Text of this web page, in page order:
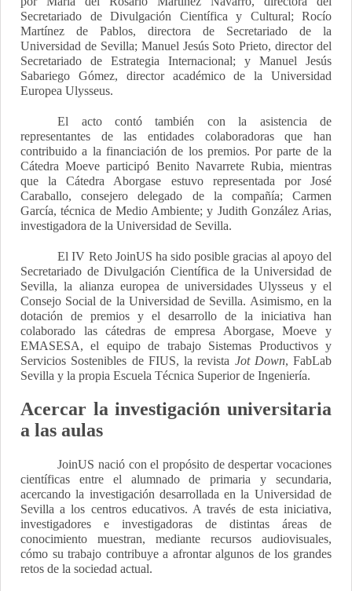
Secretariado de Divulgación Científica y Cultural; Rocío
Martínez de Pablos, directora de Secretariado de la
Universidad de Sevilla; Manuel Jesús Soto Prieto, director del
Secretariado de Estrategia Internacional; y Manuel Jesús
Sabariego Gómez, director académico de la Universidad
Europea Ulysseus.
El acto contó también con la asistencia de
representantes de las entidades colaboradoras que han
contribuido a la financiación de los premios. Por parte de la
Cátedra Moeve participó Benito Navarrete Rubia, mientras
que la Cátedra Aborgase estuvo representada por José
Caraballo, consejero delegado de la compañía; Carmen
García, técnica de Medio Ambiente; y Judith González Arias,
investigadora de la Universidad de Sevilla.
El IV Reto JoinUS ha sido posible gracias al apoyo del
Secretariado de Divulgación Científica de la Universidad de
Sevilla, la alianza europea de universidades Ulysseus y el
Consejo Social de la Universidad de Sevilla. Asimismo, en la
dotación de premios y el desarrollo de la iniciativa han
colaborado las cátedras de empresa Aborgase, Moeve y
EMASESA, el equipo de trabajo Sistemas Productivos y
Servicios Sostenibles de FIUS, la revista Jot Down, FabLab
Sevilla y la propia Escuela Técnica Superior de Ingeniería.
Acercar la investigación universitaria
a las aulas
JoinUS nació con el propósito de despertar vocaciones
científicas entre el alumnado de primaria y secundaria,
acercando la investigación desarrollada en la Universidad de
Sevilla a los centros educativos. A través de esta iniciativa,
investigadores e investigadoras de distintas áreas de
conocimiento muestran, mediante recursos audiovisuales,
cómo su trabajo contribuye a afrontar algunos de los grandes
retos de la sociedad actual.